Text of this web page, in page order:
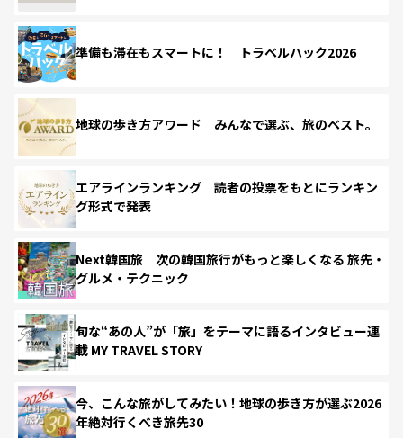
準備も滞在もスマートに！ トラベルハック2026
地球の歩き方アワード みんなで選ぶ、旅のベスト。
エアラインランキング 読者の投票をもとにランキン
グ形式で発表
Next韓国旅 次の韓国旅行がもっと楽しくなる 旅先・
グルメ・テクニック
旬な“あの人”が「旅」をテーマに語るインタビュー連
載 MY TRAVEL STORY
今、こんな旅がしてみたい！地球の歩き方が選ぶ2026
年絶対行くべき旅先30